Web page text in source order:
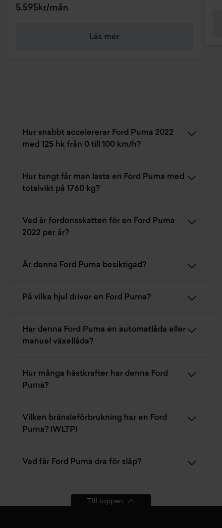
5.595kr/mån
Läs mer
Hur snabbt accelererar Ford Puma 2022
med 125 hk från 0 till 100 km/h?
Hur tungt får man lasta en Ford Puma med
totalvikt på 1760 kg?
Vad är fordonsskatten för en Ford Puma
2022 per år?
Är denna Ford Puma besiktigad?
På vilka hjul driver en Ford Puma?
Har denna Ford Puma en automatlåda eller
manuel växellåda?
Hur många hästkrafter har denna Ford
Puma?
Vilken bränsleförbrukning har en Ford
Puma? (WLTP)
Vad får Ford Puma dra för släp?
Till toppen